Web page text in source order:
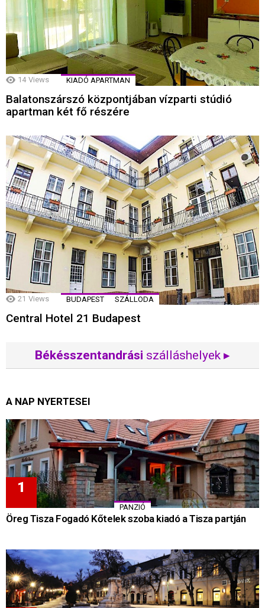
14 Views KIADÓ APARTMAN
Balatonszárszó központjában vízparti stúdió
apartman két fő részére
21 Views BUDAPEST SZÁLLODA
Central Hotel 21 Budapest
Békésszentandrási szálláshelyek ▸
A NAP NYERTESEI
PANZIÓ
Öreg Tisza Fogadó Kőtelek szoba kiadó a Tisza partján